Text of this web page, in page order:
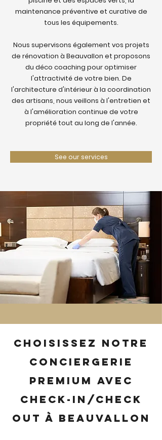
maintenance préventive et curative de
tous les équipements.
Nous supervisons également vos projets
de rénovation à Beauvallon et proposons
du déco coaching pour optimiser
l'attractivité de votre bien. De
l'architecture d'intérieur à la coordination
des artisans, nous veillons à l'entretien et
à l'amélioration continue de votre
propriété tout au long de l'année.
See our services
Choisissez notre
conciergerie
premium avec
check-in/check
out à Beauvallon